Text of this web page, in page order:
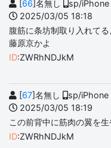
[66]名無し
sp/iPhone
2025/03/05 18:18
腹筋に条坊制取り入れてる
藤原京かよ
ID:ZWRhNDJkM
[67]名無し
sp/iPhone
2025/03/05 18:19
この前背中に筋肉の翼を
ID:ZWRhNDJkM